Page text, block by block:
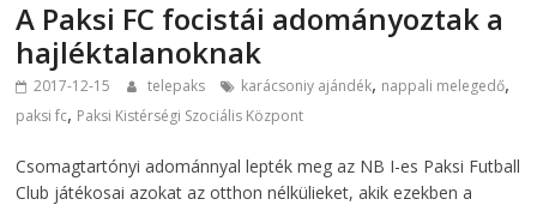
A Paksi FC focistái adományoztak a
hajléktalanoknak
2017-12-15 telepaks karácsoniy ajándék, nappali melegedő,
paksi fc, Paksi Kistérségi Szociális Központ
Csomagtartónyi adománnyal lepték meg az NB I-es Paksi Futball
Club játékosai azokat az otthon nélkülieket, akik ezekben a